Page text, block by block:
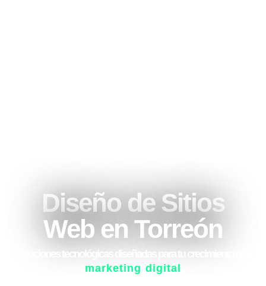
Diseño de Sitios
Web en Torreón
Soluciones tecnológicas diseñadas para tu crecimiento con
marketing digital